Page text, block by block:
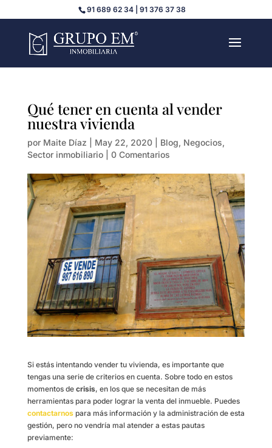
91 689 62 34 | 91 376 37 38
Qué tener en cuenta al vender
nuestra vivienda
por Maite Díaz May 22, 2020| Blog, Negocios,
Sector inmobiliario| 0 Comentarios
Si estás intentando vender tu vivienda, es importante que
tengas una serie de criterios en cuenta. Sobre todo en estos
momentos de crisis, en los que se necesitan de más
herramientas para poder lograr la venta del inmueble. Puedes
contactarnospara más información y la administración de esta
gestión, pero no vendría mal atender a estas pautas
previamente: